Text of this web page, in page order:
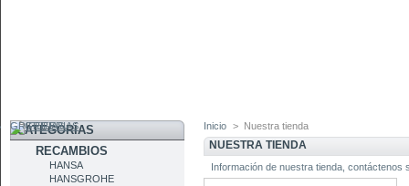
GRIFERIAS
CATEGORÍAS
RECAMBIOS
HANSA
HANSGROHE
Inicio > Nuestra tienda
NUESTRA TIENDA
Información de nuestra tienda, contáctenos